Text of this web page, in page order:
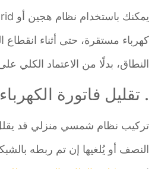
كهرباء مستقرة، حتى أثناء انقطاع
النطاق، بدلًا من الاعتماد الكلي على
. تقليل فاتورة الكهرباء
تركيب نظام شمسي منزلي قد يقلل
النصف أو يُلغيها إن تم ربطه